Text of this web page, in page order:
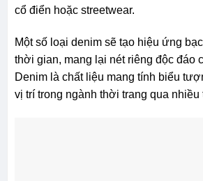
cổ điển hoặc streetwear.
Một số loại denim sẽ tạo hiệu ứng
thời gian, mang lại nét riêng độc đáo
Denim là chất liệu mang tính biểu
vị trí trong ngành thời trang qua nhiều